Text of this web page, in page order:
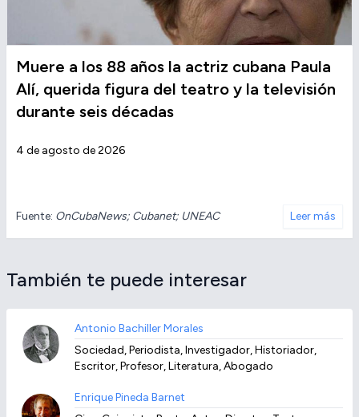
Muere a los 88 años la actriz cubana Paula
Alí, querida figura del teatro y la televisión
durante seis décadas
4 de agosto de 2026
Fuente: OnCubaNews; Cubanet; UNEAC Leer más
También te puede interesar
Antonio Bachiller Morales
Sociedad, Periodista, Investigador, Historiador,
Escritor, Profesor, Literatura, Abogado
Enrique Pineda Barnet